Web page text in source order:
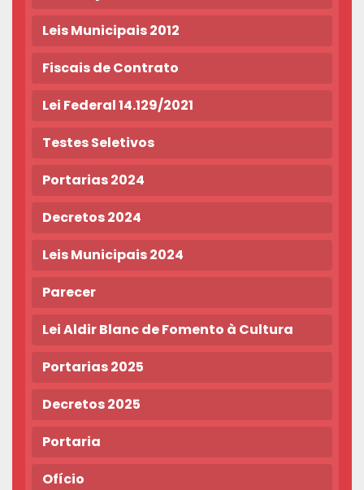
Leis Municipais 2012
Fiscais de Contrato
Lei Federal 14.129/2021
Testes Seletivos
Portarias 2024
Decretos 2024
Leis Municipais 2024
Parecer
Lei Aldir Blanc de Fomento à Cultura
Portarias 2025
Decretos 2025
Portaria
Ofício